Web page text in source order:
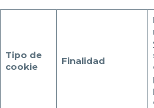
Tipo de
cookie
Finalidad